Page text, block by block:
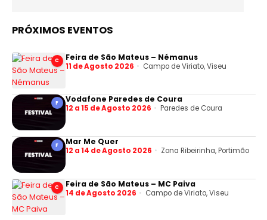
PRÓXIMOS EVENTOS
C Feira de São Mateus – Némanus
11 de Agosto 2026 Campo de Viriato, Viseu
F Vodafone Paredes de Coura
12 a 15 de Agosto 2026 Paredes de Coura
F Mar Me Quer
12 a 14 de Agosto 2026 Zona Ribeirinha, Portimão
C Feira de São Mateus – MC Paiva
14 de Agosto 2026 Campo de Viriato, Viseu